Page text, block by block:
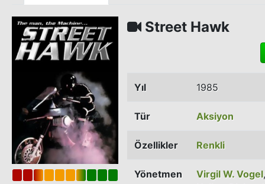
Street Hawk
Yıl 1985
Tür Aksiyon
Özellikler Renkli
Yönetmen Virgil W. Vogel